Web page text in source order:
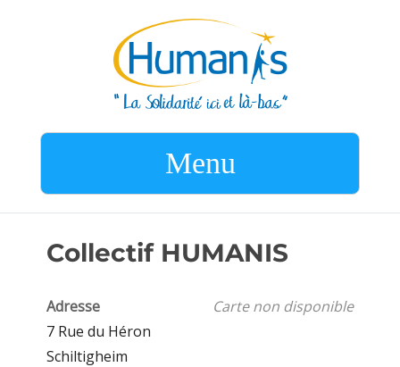
Menu
Collectif HUMANIS
Carte non disponible
Adresse
7 Rue du Héron
Schiltigheim